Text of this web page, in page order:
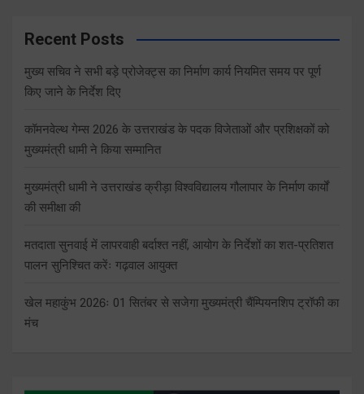
Recent Posts
मुख्य सचिव ने सभी बड़े प्रोजेक्ट्स का निर्माण कार्य नियमित समय पर पूर्ण
किए जाने के निर्देश दिए
कॉमनवेल्थ गेम्स 2026 के उत्तराखंड के पदक विजेताओं और प्रशिक्षकों को
मुख्यमंत्री धामी ने किया सम्मानित
मुख्यमंत्री धामी ने उत्तराखंड क्रीड़ा विश्वविद्यालय गौलापार के निर्माण कार्यों
की समीक्षा की
मतदाता सुनवाई में लापरवाही बर्दाश्त नहीं, आयोग के निर्देशों का शत-प्रतिशत
पालन सुनिश्चित करेंः गढ़वाल आयुक्त
खेल महाकुंभ 2026ः 01 सितंबर से सजेगा मुख्यमंत्री चैंम्पियनशिप ट्रॉफी का
मंच